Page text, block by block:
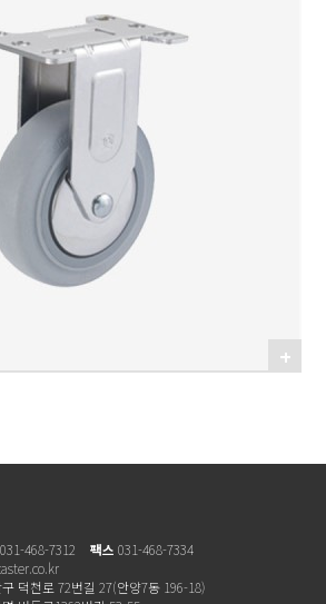
031-468-7312 팩스 031-468-7334
덕천로 72번길 27(안양7동 196-18)